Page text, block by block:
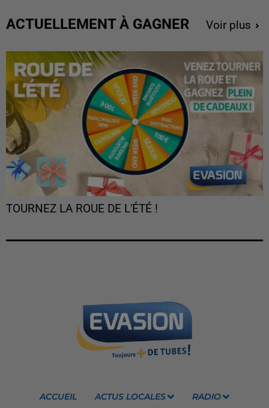
ACTUELLEMENT À GAGNER Voir plus
TOURNEZ LA ROUE DE L'ÉTÉ !
ACCUEIL ACTUS LOCALES RADIO